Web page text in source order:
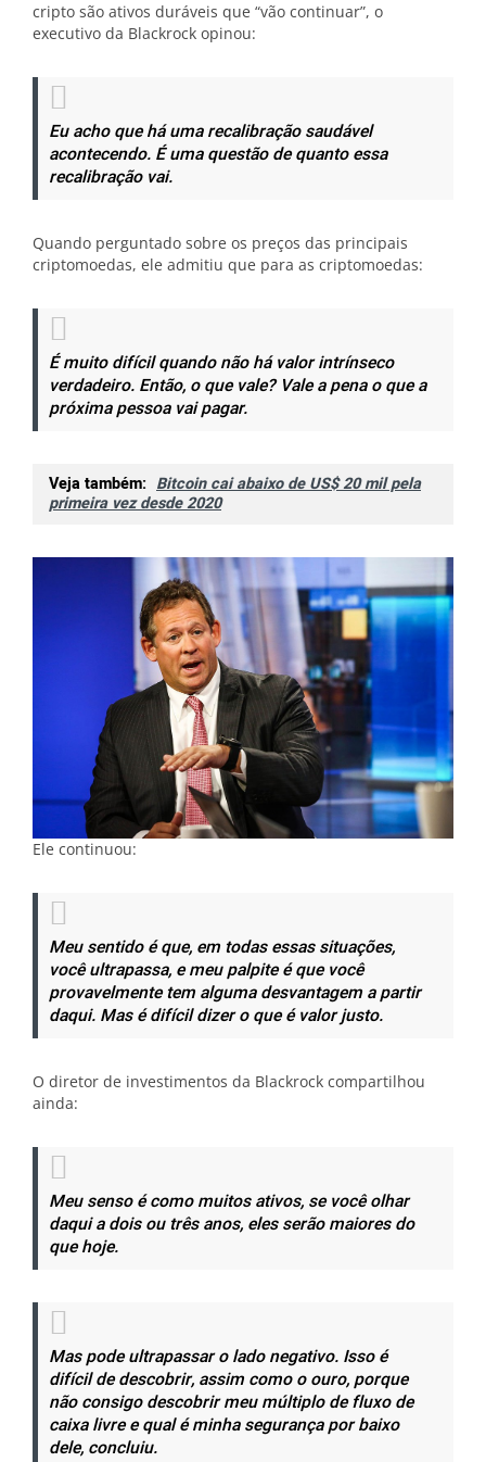
cripto são ativos duráveis ​​que “vão continuar”, o
executivo da Blackrock opinou:
Eu acho que há uma recalibração saudável
acontecendo. É uma questão de quanto essa
recalibração vai.
Quando perguntado sobre os preços das principais
criptomoedas, ele admitiu que para as criptomoedas:
É muito difícil quando não há valor intrínseco
verdadeiro. Então, o que vale? Vale a pena o que a
próxima pessoa vai pagar.
Veja também: Bitcoin cai abaixo de US$ 20 mil pela
primeira vez desde 2020
Ele continuou:
Meu sentido é que, em todas essas situações,
você ultrapassa, e meu palpite é que você
provavelmente tem alguma desvantagem a partir
daqui. Mas é difícil dizer o que é valor justo.
O diretor de investimentos da Blackrock compartilhou
ainda:
Meu senso é como muitos ativos, se você olhar
daqui a dois ou três anos, eles serão maiores do
que hoje.
Mas pode ultrapassar o lado negativo. Isso é
difícil de descobrir, assim como o ouro, porque
não consigo descobrir meu múltiplo de fluxo de
caixa livre e qual é minha segurança por baixo
dele, concluiu.